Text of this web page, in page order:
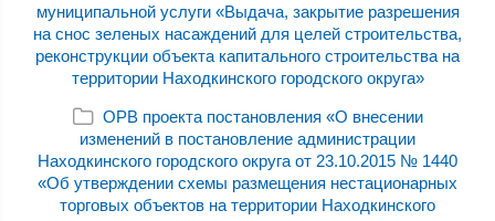
муниципальной услуги «Выдача, закрытие разрешения
на снос зеленых насаждений для целей строительства,
реконструкции объекта капитального строительства на
территории Находкинского городского округа»
ОРВ проекта постановления «О внесении
изменений в постановление администрации
Находкинского городского округа от 23.10.2015 № 1440
«Об утверждении схемы размещения нестационарных
торговых объектов на территории Находкинского